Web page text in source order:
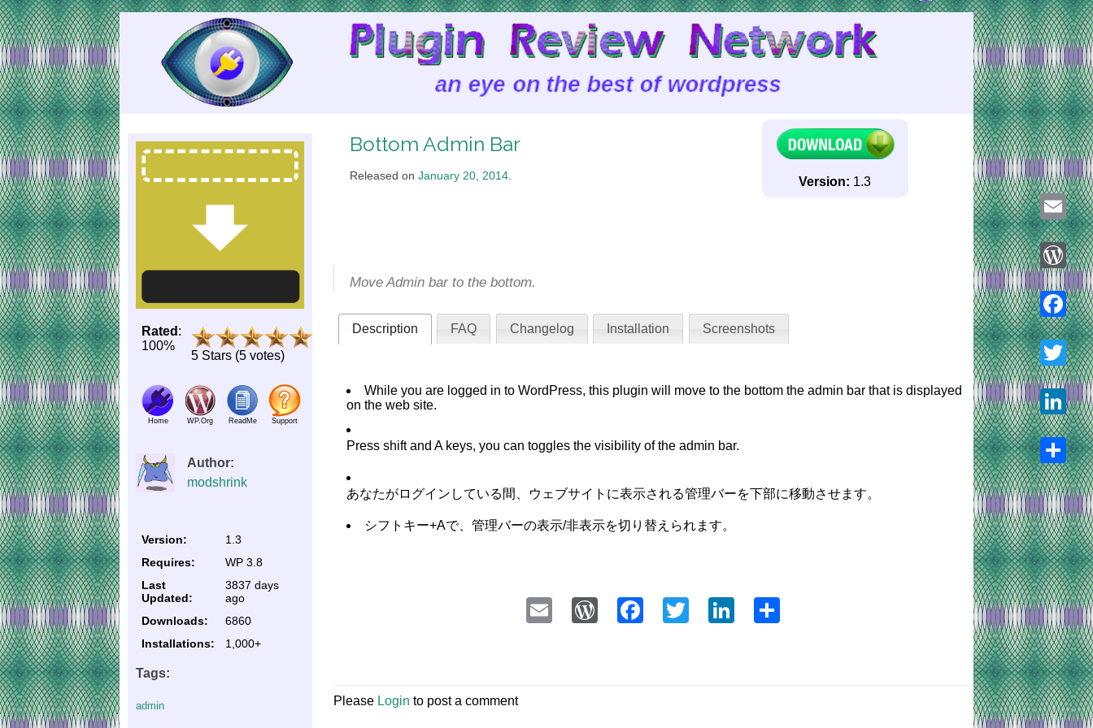
Skip
to
Content
Rated :
100%
5 Stars (5 votes)
Home WP.Org ReadMe Support
Author:
modshrink
Version:
1.3
Requires:
WP 3.8
Last
Updated:
3837 days
ago
Downloads:
6860
Installations:
1,000+
Tags:
admin
Bottom Admin Bar
Released on January 20, 2014. Version: 1.3
Move Admin bar to the bottom.
Description FAQ Changelog Installation Screenshots
While you are logged in to WordPress, this plugin will move to the bottom the admin bar that is displayed
on the web site.
Press shift and A keys, you can toggles the visibility of the admin bar.
あなたがログインしている間、ウェブサイトに表示される管理バーを下部に移動させます。
シフトキー+Aで、管理バーの表示/非表示を切り替えられます。
Email WordPress
Facebook
TwitterLinkedIn
Please Login to post a comment
Email
Twitter
LinkedIn
Share